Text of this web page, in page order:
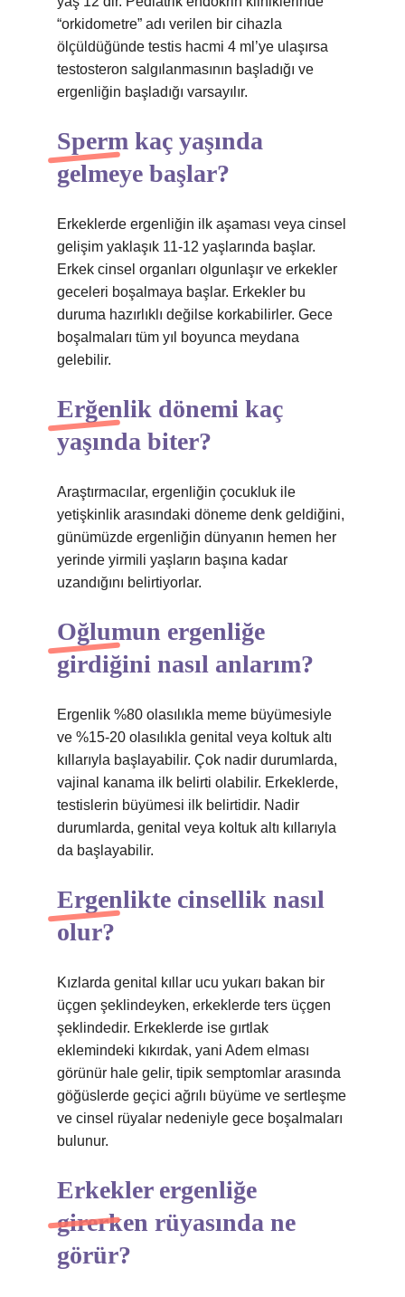
“orkidometre” adı verilen bir cihazla
ölçüldüğünde testis hacmi 4 ml’ye ulaşırsa
testosteron salgılanmasının başladığı ve
ergenliğin başladığı varsayılır.
Sperm kaç yaşında
gelmeye başlar?
Erkeklerde ergenliğin ilk aşaması veya cinsel
gelişim yaklaşık 11-12 yaşlarında başlar.
Erkek cinsel organları olgunlaşır ve erkekler
geceleri boşalmaya başlar. Erkekler bu
duruma hazırlıklı değilse korkabilirler. Gece
boşalmaları tüm yıl boyunca meydana
gelebilir.
Erğenlik dönemi kaç
yaşında biter?
Araştırmacılar, ergenliğin çocukluk ile
yetişkinlik arasındaki döneme denk geldiğini,
günümüzde ergenliğin dünyanın hemen her
yerinde yirmili yaşların başına kadar
uzandığını belirtiyorlar.
Oğlumun ergenliğe
girdiğini nasıl anlarım?
Ergenlik %80 olasılıkla meme büyümesiyle
ve %15-20 olasılıkla genital veya koltuk altı
kıllarıyla başlayabilir. Çok nadir durumlarda,
vajinal kanama ilk belirti olabilir. Erkeklerde,
testislerin büyümesi ilk belirtidir. Nadir
durumlarda, genital veya koltuk altı kıllarıyla
da başlayabilir.
Ergenlikte cinsellik nasıl
olur?
Kızlarda genital kıllar ucu yukarı bakan bir
üçgen şeklindeyken, erkeklerde ters üçgen
şeklindedir. Erkeklerde ise gırtlak
eklemindeki kıkırdak, yani Adem elması
görünür hale gelir, tipik semptomlar arasında
göğüslerde geçici ağrılı büyüme ve sertleşme
ve cinsel rüyalar nedeniyle gece boşalmaları
bulunur.
Erkekler ergenliğe
girerken rüyasında ne
görür?